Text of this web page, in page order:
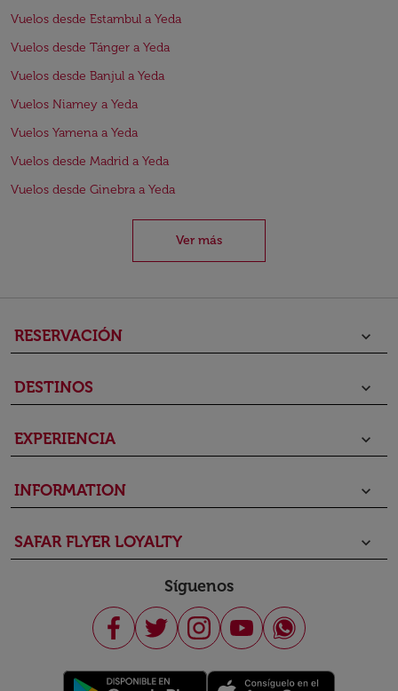
Vuelos desde Estambul a Yeda
Vuelos desde Tánger a Yeda
Vuelos desde Banjul a Yeda
Vuelos Niamey a Yeda
Vuelos Yamena a Yeda
Vuelos desde Madrid a Yeda
Vuelos desde Ginebra a Yeda
Ver más
RESERVACIÓN keyboard_arrow_down
DESTINOS keyboard_arrow_down
EXPERIENCIA keyboard_arrow_down
INFORMATION keyboard_arrow_down
SAFAR FLYER LOYALTY keyboard_arrow_down
Síguenos